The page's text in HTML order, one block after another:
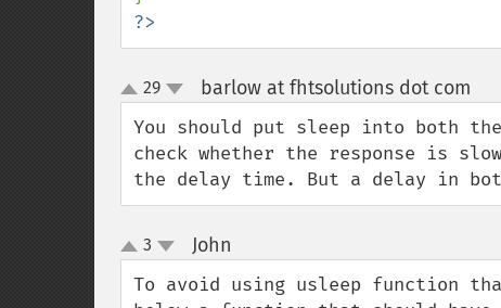
?>
up
down
29 barlow at fhtsolutions dot com
You should put sleep into both
check whether the response is
the delay time. But a delay in
up
down
3 John
To avoid using usleep function